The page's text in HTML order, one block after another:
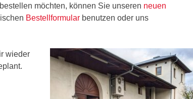
möchten, können Sie unseren neuen
Bestellformular benutzen oder uns
wieder